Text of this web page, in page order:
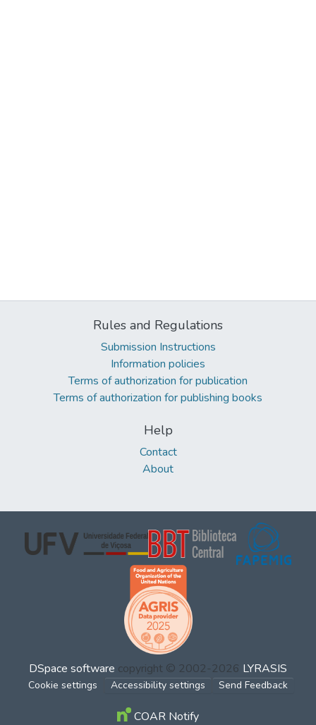
Rules and Regulations
Submission Instructions
Information policies
Terms of authorization for publication
Terms of authorization for publishing books
Help
Contact
About
DSpace software copyright © 2002-2026 LYRASIS
Cookie settings Accessibility settings Send Feedback
COAR Notify